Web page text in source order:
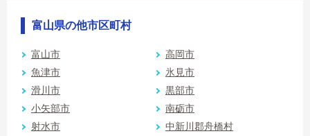
富山県の他市区町村
富山市
高岡市
魚津市
氷見市
滑川市
黒部市
小矢部市
南砺市
射水市
中新川郡舟橋村